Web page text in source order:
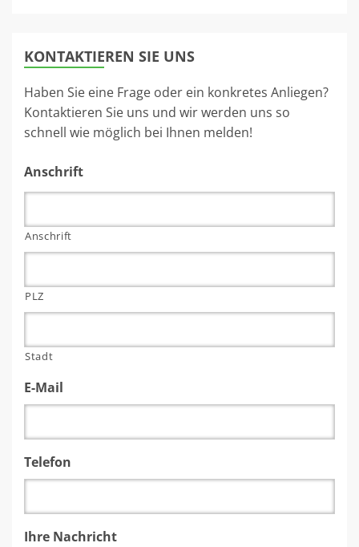
KONTAKTIEREN SIE UNS
Haben Sie eine Frage oder ein konkretes Anliegen?
Kontaktieren Sie uns und wir werden uns so
schnell wie möglich bei Ihnen melden!
Anschrift
Anschrift
PLZ
Stadt
E-Mail
Telefon
Ihre Nachricht